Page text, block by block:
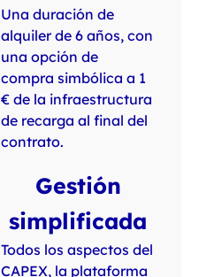
Una duración de
alquiler de 6 años, con
una opción de
compra simbólica a 1
€ de la infraestructura
de recarga al final del
contrato.
Gestión
simplificada
Todos los aspectos del
CAPEX, la plataforma